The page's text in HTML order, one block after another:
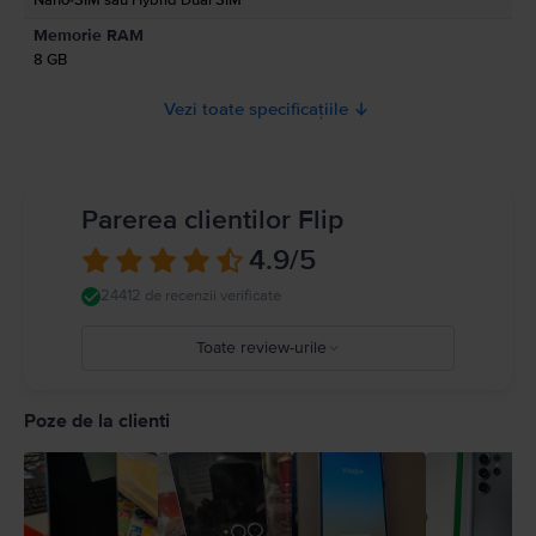
Memorie RAM
8 GB
Vezi toate specificațiile
Parerea clientilor Flip
4.9/5
24412 de recenzii verificate
Toate review-urile
2
1
Poze de la clienti